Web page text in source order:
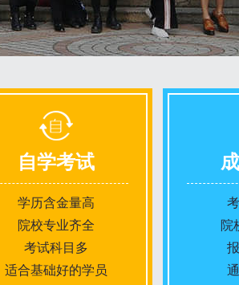
自学考试
学历含金量高
院校专业齐全
考试科目多
适合基础好的学员
院